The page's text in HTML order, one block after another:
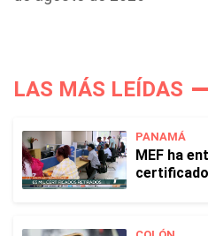
LAS MÁS LEÍDAS
PANAMÁ
MEF ha